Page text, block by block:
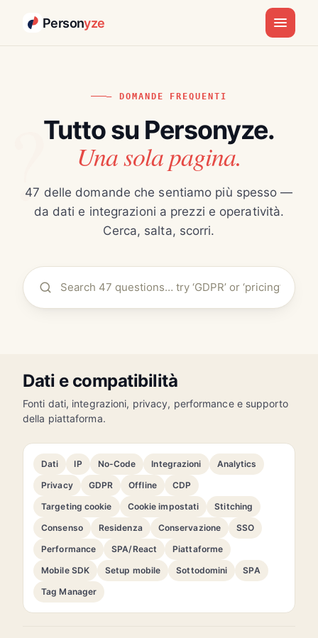
Personyze
— DOMANDE FREQUENTI
Tutto su Personyze.
Una sola pagina.
47 delle domande che sentiamo più spesso —
da dati e integrazioni a prezzi e operatività.
Cerca, salta, scorri.
Dati e compatibilità
Fonti dati, integrazioni, privacy, performance e supporto
della piattaforma.
Dati IP No-Code Integrazioni
Analytics
Privacy
GDPR Offline
CDP
Targeting cookie
Cookie impostati
Stitching
Consenso
Residenza Conservazione
SSO
Performance
SPA/React
Piattaforme
Mobile SDK
Setup mobile Sottodomini
SPA
Tag Manager